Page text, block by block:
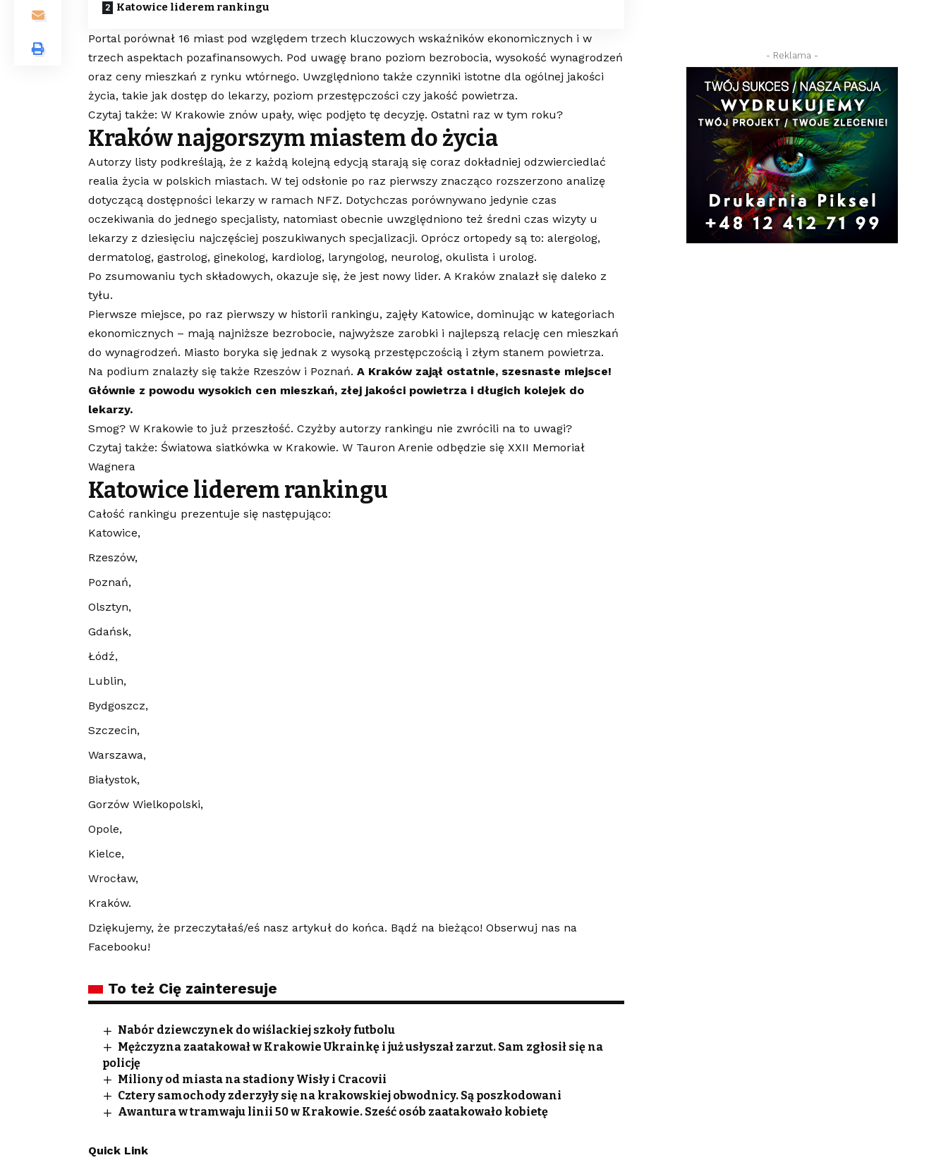
Katowice liderem rankingu
Portal porównał 16 miast pod względem trzech kluczowych wskaźników ekonomicznych i w
trzech aspektach pozafinansowych. Pod uwagę brano poziom bezrobocia, wysokość wynagrodzeń
oraz ceny mieszkań z rynku wtórnego. Uwzględniono także czynniki istotne dla ogólnej jakości
życia, takie jak dostęp do lekarzy, poziom przestępczości czy jakość powietrza.
Czytaj także: W Krakowie znów upały, więc podjęto tę decyzję. Ostatni raz w tym roku?
Kraków najgorszym miastem do życia
Autorzy listy podkreślają, że z każdą kolejną edycją starają się coraz dokładniej odzwierciedlać
realia życia w polskich miastach. W tej odsłonie po raz pierwszy znacząco rozszerzono analizę
dotyczącą dostępności lekarzy w ramach NFZ. Dotychczas porównywano jedynie czas
oczekiwania do jednego specjalisty, natomiast obecnie uwzględniono też średni czas wizyty u
lekarzy z dziesięciu najczęściej poszukiwanych specjalizacji. Oprócz ortopedy są to: alergolog,
dermatolog, gastrolog, ginekolog, kardiolog, laryngolog, neurolog, okulista i urolog.
Po zsumowaniu tych składowych, okazuje się, że jest nowy lider. A Kraków znalazł się daleko z
tyłu.
Pierwsze miejsce, po raz pierwszy w historii rankingu, zajęły Katowice, dominując w kategoriach
ekonomicznych – mają najniższe bezrobocie, najwyższe zarobki i najlepszą relację cen mieszkań
do wynagrodzeń. Miasto boryka się jednak z wysoką przestępczością i złym stanem powietrza.
Na podium znalazły się także Rzeszów i Poznań. A Kraków zajął ostatnie, szesnaste miejsce!
Głównie z powodu wysokich cen mieszkań, złej jakości powietrza i długich kolejek do
lekarzy.
Smog? W Krakowie to już przeszłość. Czyżby autorzy rankingu nie zwrócili na to uwagi?
Czytaj także: Światowa siatkówka w Krakowie. W Tauron Arenie odbędzie się XXII Memoriał
Wagnera
Katowice liderem rankingu
Całość rankingu prezentuje się następująco:
Katowice,
Rzeszów,
Poznań,
Olsztyn,
Gdańsk,
Łódź,
Lublin,
Bydgoszcz,
Szczecin,
Warszawa,
Białystok,
Gorzów Wielkopolski,
Opole,
Kielce,
Wrocław,
Kraków.
Dziękujemy, że przeczytałaś/eś nasz artykuł do końca. Bądź na bieżąco! Obserwuj nas na
Facebooku!
To też Cię zainteresuje
Nabór dziewczynek do wiślackiej szkoły futbolu
Mężczyzna zaatakował w Krakowie Ukrainkę i już usłyszał zarzut. Sam zgłosił się na
policję
Miliony od miasta na stadiony Wisły i Cracovii
Cztery samochody zderzyły się na krakowskiej obwodnicy. Są poszkodowani
Awantura w tramwaju linii 50 w Krakowie. Sześć osób zaatakowało kobietę
Quick Link
- Reklama -